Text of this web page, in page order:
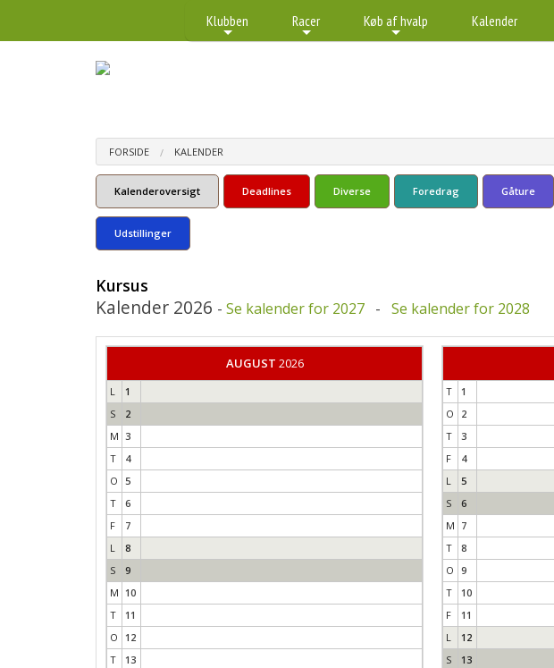
Klubben Racer Køb af hvalp Kalender
FORSIDE KALENDER
Kalenderoversigt Deadlines Diverse Foredrag Gåture
Udstillinger
Kursus
Kalender 2026 - Se kalender for 2027 - Se kalender for 2028
AUGUST 2026
L
1
S
2
M 3
T
4
O 5
T
6
F
7
L
8
S
9
M 10
T
11
O
12
T
13
T
1
O
2
T
3
F
4
L
5
S
6
M 7
T
8
O 9
T
10
F
11
L
12
S
13